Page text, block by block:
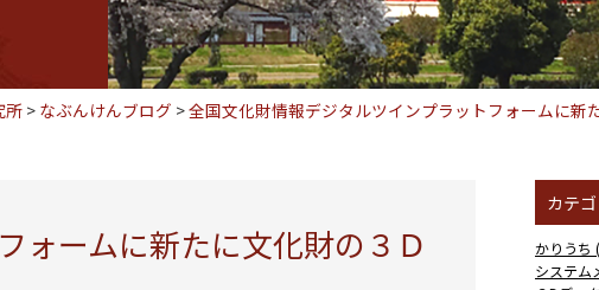
所 > なぶんけんブログ >全国文化財情報デジタルツインプラットフォームに新
ォームに新たに文化財の３Ｄ
カテゴ
かりうち
システム